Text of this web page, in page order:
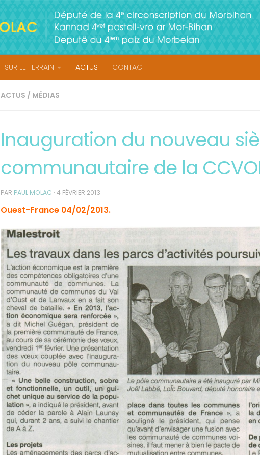
SUR LE TERRAIN ACTUS CONTACT
ACTUS / MÉDIAS
Inauguration du nouveau
communautaire de la
PAR PAUL MOLAC · 4 FÉVRIER 2013
Ouest-France 04/02/2013.